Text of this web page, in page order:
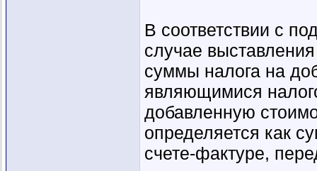
В соответствии с
случае
суммы налога на
являющимися
добавленную
определяется как
счете-фактуре,